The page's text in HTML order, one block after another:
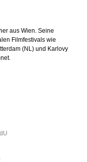
aus Wien. Seine
Filmfestivals wie
(NL) und Karlovy